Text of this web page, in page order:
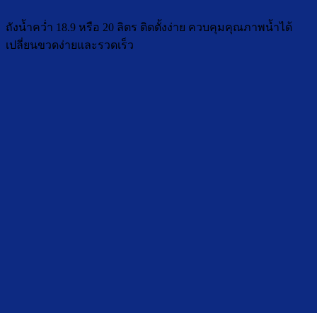
ถังน้ำคว่ำ 18.9 หรือ 20 ลิตร ติดตั้งง่าย ควบคุมคุณภาพน้ำได้
เปลี่ยนขวดง่ายและรวดเร็ว